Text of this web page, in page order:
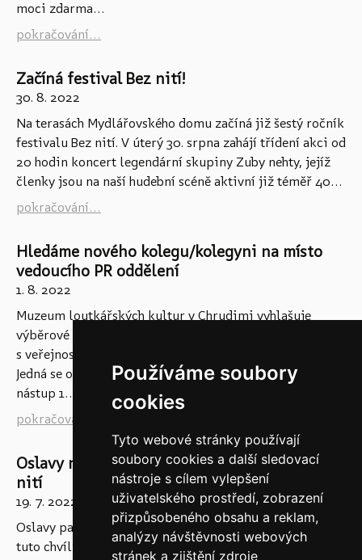
Používáme soubory
cookies
Tyto webové stránky používají
soubory cookies a další sledovací
nástroje s cílem vylepšení
uživatelského prostředí, zobrazení
přizpůsobeného obsahu a reklam,
analýzy návštěvnosti webových
stránek a zjištění zdroje
moci zdarma...
pokračování...
Začíná festival Bez nití!
30. 8. 2022
Na terasách Mydlářovského domu začíná již šestý ročník
festivalu Bez nití. V úterý 30. srpna zahájí třídení akci od
20 hodin koncert legendární skupiny Zuby nehty, jejíž
členky jsou na naší hudební scéně aktivní již téměř 40...
pokračování...
Hledáme nového kolegu/kolegyni na místo
vedoucího PR oddělení
1. 8. 2022
Muzeum loutkářských kultur v Chrudimi vyhlašuje
výběrové řízení na pozici Vedoucí oddělení pro práci
s veřejností, oddělení PR a edukace, akce pro veřejnost.
Jedná se o pracovní poměr na dohbu určitou - 12 měsíců,
nástup 1....
pokračování...
Oslavy nekončí, těšíme se na Vás v srpnu Bez
nití
19. 7. 2022
Oslavy padesátin MLK máme zdárně za sebou, ale již v
tuto chvíli pro naše návštěvníky připravujeme již šestý